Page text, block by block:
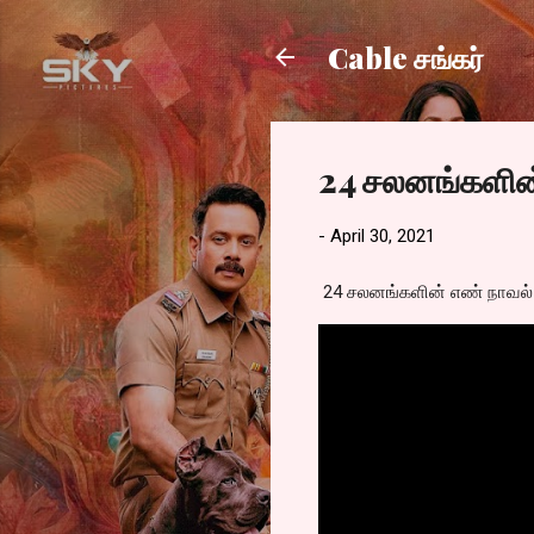
Cable சங்கர்
24
- April 30, 2021
24 சலனங்களின் எண் நாவல்